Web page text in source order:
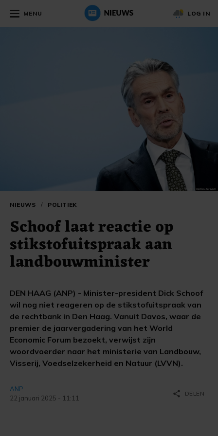
MENU LOG IN
NIEUWS / POLITIEK
Schoof laat reactie op
stikstofuitspraak aan
landbouwminister
DEN HAAG (ANP) - Minister-president Dick Schoof
wil nog niet reageren op de stikstofuitspraak van
de rechtbank in Den Haag. Vanuit Davos, waar de
premier de jaarvergadering van het World
Economic Forum bezoekt, verwijst zijn
woordvoerder naar het ministerie van Landbouw,
Visserij, Voedselzekerheid en Natuur (LVVN).
ANP
22 januari 2025 - 11:11
share DELEN